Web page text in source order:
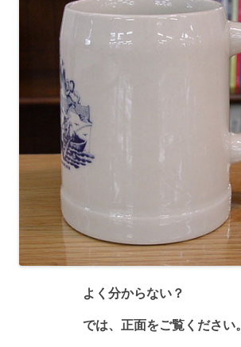
よく分からない？
では、正面をご覧ください。